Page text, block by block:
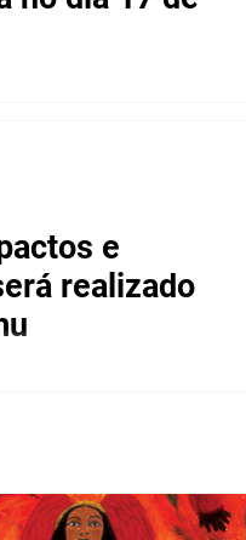
e
realizado